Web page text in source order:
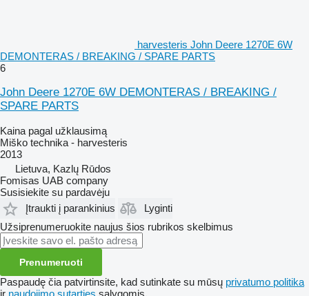
harvesteris John Deere 1270E 6W
DEMONTERAS / BREAKING / SPARE PARTS
6
John Deere 1270E 6W DEMONTERAS / BREAKING /
SPARE PARTS
Kaina pagal užklausimą
Miško technika - harvesteris
2013
Lietuva, Kazlų Rūdos
Fomisas UAB company
Susisiekite su pardavėju
Įtraukti į parankinius
Lyginti
Užsiprenumeruokite naujus šios rubrikos skelbimus
Prenumeruoti
Paspaudę čia patvirtinsite, kad sutinkate su mūsų privatumo politika
ir naudojimo sutarties sąlygomis.